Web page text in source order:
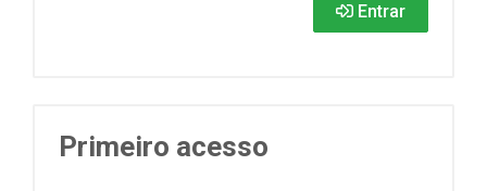
Entrar
Primeiro acesso